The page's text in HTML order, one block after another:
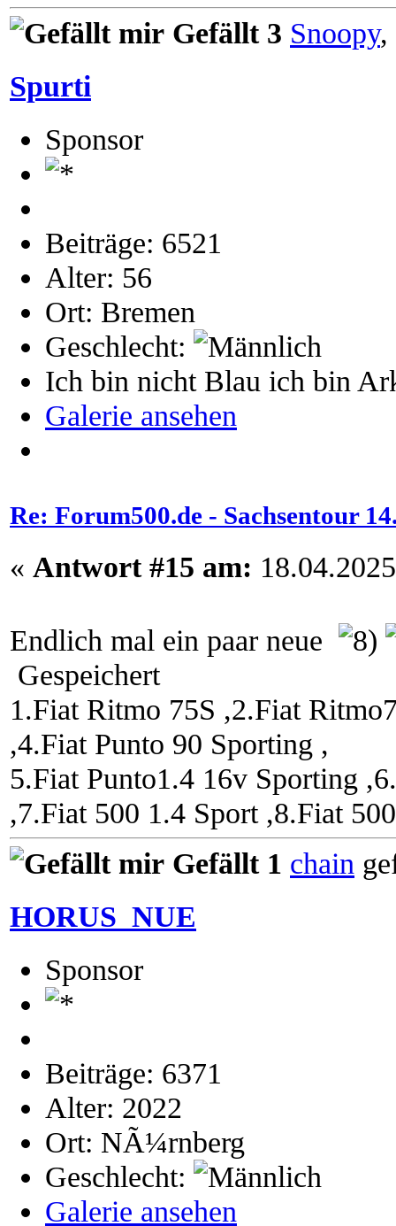
Gefällt 3 Snoopy,
Spurti
Sponsor
Beiträge: 6521
Alter: 56
Ort: Bremen
Geschlecht:
Ich bin nicht Blau ich bin
Galerie ansehen
Re: Forum500.de - Sachsentour
« Antwort #15 am:
Endlich mal ein paar neue
Gespeichert
1.Fiat Ritmo 75S ,2.Fiat
,4.Fiat Punto 90 Sporting ,
5.Fiat Punto1.4 16v Sporting
,7.Fiat 500 1.4 Sport ,8.Fiat
Gefällt 1 chain
HORUS_NUE
Sponsor
Beiträge: 6371
Alter: 2022
Ort: NÃ¼rnberg
Geschlecht:
Galerie ansehen